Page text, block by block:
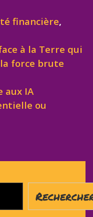
financière,
à la Terre qui
la force brute
aux IA
ou